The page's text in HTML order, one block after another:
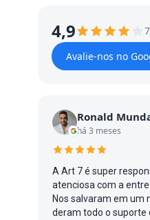
4,9
Avalie-nos no
Ronald
há 3 meses
A Art 7 é super
atenciosa com a
Nos salvaram em um
deram todo o suporte